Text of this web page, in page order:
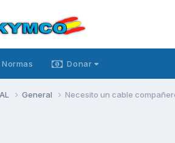
Normas Donar
General Necesito un cable